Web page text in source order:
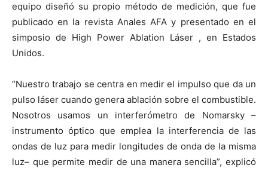
equipo diseñó su propio método de medición, que fue
publicado en la revista Anales AFA y presentado en el
simposio de High Power Ablation Láser , en Estados
Unidos.
“Nuestro trabajo se centra en medir el impulso que da un
pulso láser cuando genera ablación sobre el combustible.
Nosotros usamos un interferómetro de Nomarsky –
instrumento óptico que emplea la interferencia de las
ondas de luz para medir longitudes de onda de la misma
luz– que permite medir de una manera sencilla”, explicó